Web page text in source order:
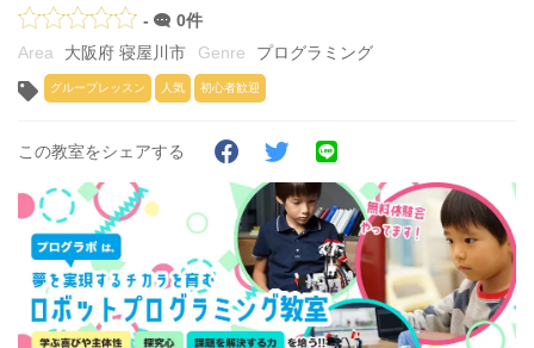
-
0件
大阪府 寝屋川市
プログラミング
グループレッスン 人気 初心者歓迎
この教室をシェアする